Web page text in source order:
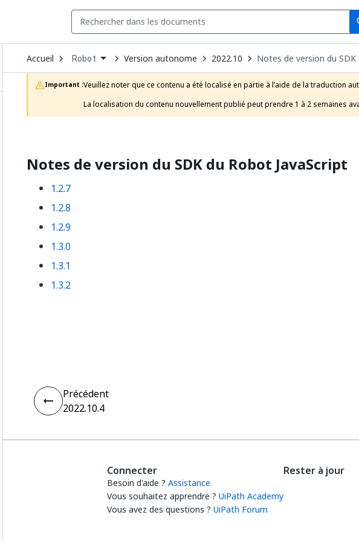
Accueil Open
Dropdown
to
choose
product
Robot Version autonome 2022.10 Notes de version du
Important :Veuillez noter que ce contenu a été localisé en partie à l’aide de la traduction
La localisation du contenu nouvellement publié peut prendre 1 à 2 semaines
Notes de version du SDK du Robot JavaScript
1.2.7
1.2.8
1.2.9
1.3.0
1.3.1
1.3.2
Précédent
2022.10.4
Connecter
Besoin d'aide ? Assistance
Vous souhaitez apprendre ? UiPath Academy
Vous avez des questions ? UiPath Forum
Rester à jour